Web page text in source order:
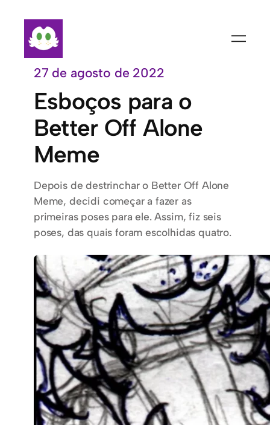
conteúdo
27 de agosto de 2022
Esboços para o
Better Off Alone
Meme
Depois de destrinchar o Better Off Alone
Meme, decidi começar a fazer as
primeiras poses para ele. Assim, fiz seis
poses, das quais foram escolhidas quatro.